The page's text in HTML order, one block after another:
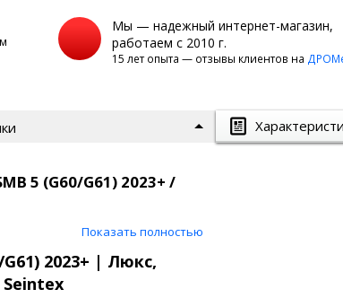
Мы — надежный интернет-магазин,
работаем с 2010 г.
15 лет опыта — отзывы клиентов на
5 (G60/G61) 2023+ /
цвет: темно-серый
ворсовый верх,
Показать полностью
2023+ | Люкс,